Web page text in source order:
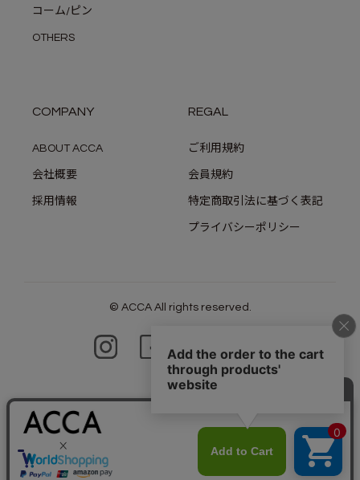
コーム/ピン
OTHERS
COMPANY
ABOUT ACCA
会社概要
採用情報
REGAL
ご利用規約
会員規約
特定商取引法に基づく表記
プライバシーポリシー
© ACCA All rights reserved.